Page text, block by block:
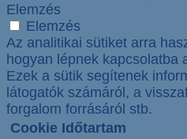
Elemzés
Elemzés
Az analitikai sütiket arra
hogyan lépnek kapcsolatba
Ezek a sütik segítenek
látogatók számáról, a
forgalom forrásáról stb.
Cookie Időtartam